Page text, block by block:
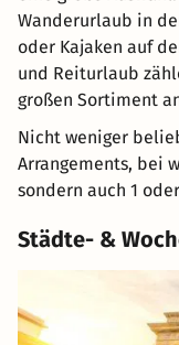
Wanderurlaub in
oder Kajaken auf
und Reiturlaub
großen Sortiment
Nicht weniger
Arrangements, bei
sondern auch 1
Städte- &